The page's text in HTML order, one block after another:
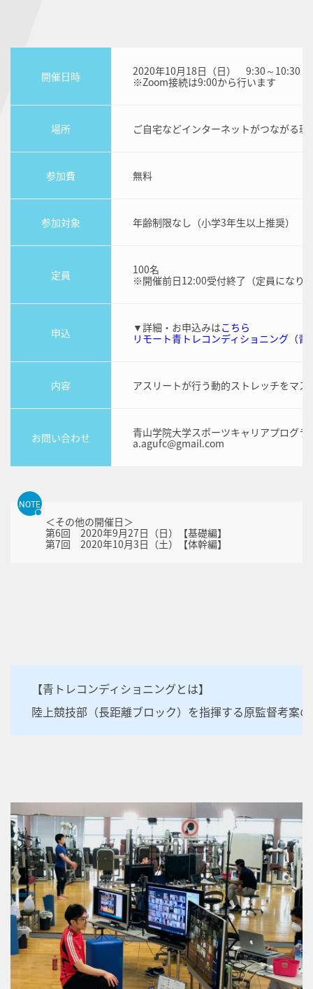
開催日時
2020年10月18日（日） 9:30～10:30
※Zoom接続は9:00から行います
場所 ご自宅などインターネットがつながる
参加費 無料
参加対象 年齢制限なし（小学3年生以上推奨）
定員
100名
※開催前日12:00受付終了（定員になり
申込 ▼詳細・お申込みはこちら
リモート青トレコンディショニング（
内容 アスリートが行う動的ストレッチをマ
お問い合わせ
青山学院大学スポーツキャリアプログラ
a.agufc@gmail.com
NOTE
＜その他の開催日＞
第6回 2020年9月27日（日）【基礎編】
第7回 2020年10月3日（土）【体幹編】
【青トレコンディショニングとは】
陸上競技部（長距離ブロック）を指揮する原監督考案